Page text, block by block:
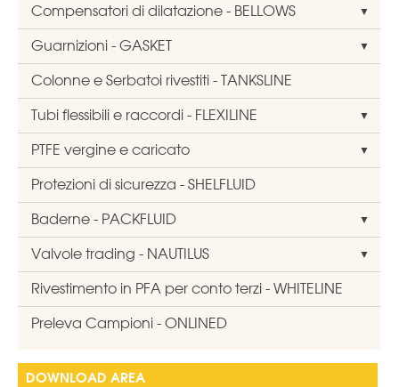
Compensatori di dilatazione - BELLOWS
Guarnizioni - GASKET
Colonne e Serbatoi rivestiti - TANKSLINE
Tubi flessibili e raccordi - FLEXILINE
PTFE vergine e caricato
Protezioni di sicurezza - SHELFLUID
Baderne - PACKFLUID
Valvole trading - NAUTILUS
Rivestimento in PFA per conto terzi - WHITELINE
Preleva Campioni - ONLINED
DOWNLOAD AREA